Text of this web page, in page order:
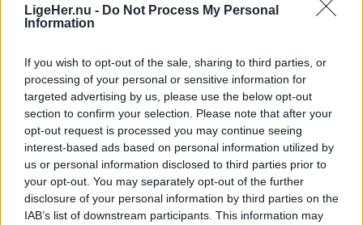
LigeHer.nu - Do Not Process My Personal
Information
If you wish to opt-out of the sale, sharing to third parties, or
processing of your personal or sensitive information for
targeted advertising by us, please use the below opt-out
section to confirm your selection. Please note that after your
opt-out request is processed you may continue seeing
interest-based ads based on personal information utilized by
us or personal information disclosed to third parties prior to
your opt-out. You may separately opt-out of the further
disclosure of your personal information by third parties on the
IAB’s list of downstream participants. This information may
Koret blev stiftet på initiativ af Bente Bressendorff,
Mariagerfjord som formidler. Og det var på en
workshop i efteråret 2006 med 52 deltagere, at
man rekrutterede de første medlemmer af koret,
hvoraf nogle trofast har fulgt med siden.
Inden workshoppen holder man 31. august
koncert i Hadsund Kirke som et led i ELRO
Dagene. Dagene er arrangeret af ELRO Fonden,
professionelt?
Danske Hospitalsklovne er på jagt efter nye
lærlinge, og håbet er blandt andet at finde
kandidater i Aalborg og resten af Nordjylland.
Det oplyser Danske Hospitalsklovne i en
pressemeddelelse.
Organisationen søger lige nu deltagere til sin 1,5-